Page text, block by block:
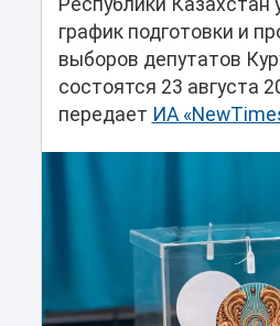
Республики Казахстан
график подготовки и
выборов депутатов
состоятся 23 августа
передает ИА